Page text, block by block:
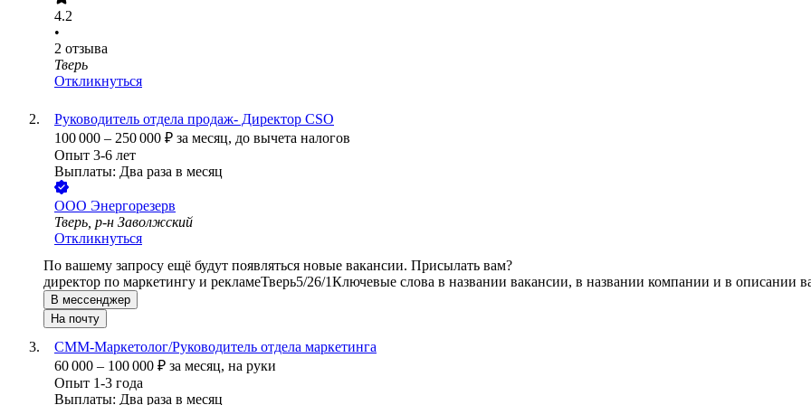
4.2
•
2 отзыва
Тверь
Откликнуться
Руководитель отдела продаж- Директор CSO
100 000 – 250 000 ₽ за месяц, до вычета налогов
Опыт 3-6 лет
Выплаты: Два раза в месяц
ООО Энергорезерв
Тверь, р-н Заволжский
Откликнуться
По вашему запросу ещё будут появляться новые вакансии. Присылать вам?
директор по маркетингу и рекламеТверь5/26/1Ключевые слова в названии вакансии, в названии компании и в описании
В мессенджер
На почту
СММ-Маркетолог/Руководитель отдела маркетинга
60 000 – 100 000 ₽ за месяц, на руки
Опыт 1-3 года
Выплаты: Два раза в месяц